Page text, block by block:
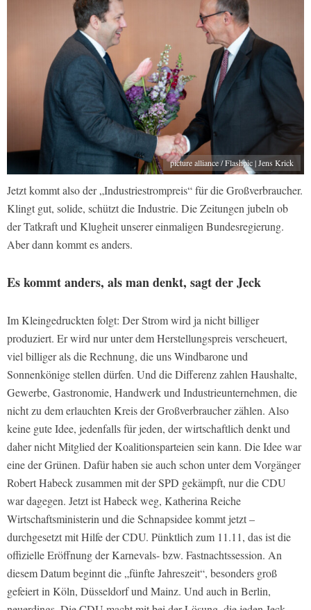
picture alliance / Flashpic | Jens Krick
Jetzt kommt also der „Industriestrompreis“ für die Großverbraucher.
Klingt gut, solide, schützt die Industrie. Die Zeitungen jubeln ob
der Tatkraft und Klugheit unserer einmaligen Bundesregierung.
Aber dann kommt es anders.
Es kommt anders, als man denkt, sagt der Jeck
Im Kleingedruckten folgt: Der Strom wird ja nicht billiger
produziert. Er wird nur unter dem Herstellungspreis verscheuert,
viel billiger als die Rechnung, die uns Windbarone und
Sonnenkönige stellen dürfen. Und die Differenz zahlen Haushalte,
Gewerbe, Gastronomie, Handwerk und Industrieunternehmen, die
nicht zu dem erlauchten Kreis der Großverbraucher zählen. Also
keine gute Idee, jedenfalls für jeden, der wirtschaftlich denkt und
daher nicht Mitglied der Koalitionsparteien sein kann. Die Idee war
eine der Grünen. Dafür haben sie auch schon unter dem Vorgänger
Robert Habeck zusammen mit der SPD gekämpft, nur die CDU
war dagegen. Jetzt ist Habeck weg, Katherina Reiche
Wirtschaftsministerin und die Schnapsidee kommt jetzt –
durchgesetzt mit Hilfe der CDU. Pünktlich zum 11.11, das ist die
offizielle Eröffnung der Karnevals- bzw. Fastnachtssession. An
diesem Datum beginnt die „fünfte Jahreszeit“, besonders groß
gefeiert in Köln, Düsseldorf und Mainz. Und auch in Berlin,